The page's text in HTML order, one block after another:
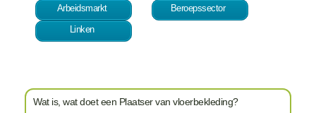
Arbeidsmarkt
Beroepssector
Linken
Wat is, wat doet een Plaatser van vloerbekleding?